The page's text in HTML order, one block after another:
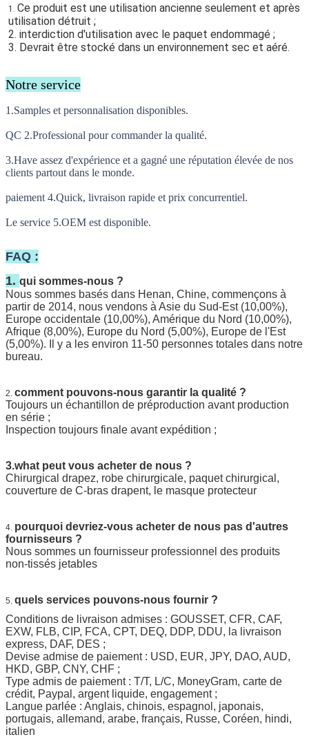
1. Ce produit est une utilisation ancienne seulement et après
utilisation détruit ;
2. interdiction d'utilisation avec le paquet endommagé ;
3. Devrait être stocké dans un environnement sec et aéré.
Notre service
1.Samples et personnalisation disponibles.
QC 2.Professional pour commander la qualité.
3.Have assez d'expérience et a gagné une réputation élevée de nos
clients partout dans le monde.
paiement 4.Quick, livraison rapide et prix concurrentiel.
Le service 5.OEM est disponible.
FAQ :
1. qui sommes-nous ?
Nous sommes basés dans Henan, Chine, commençons à
partir de 2014, nous vendons à Asie du Sud-Est (10,00%),
Europe occidentale (10,00%), Amérique du Nord (10,00%),
Afrique (8,00%), Europe du Nord (5,00%), Europe de l'Est
(5,00%). Il y a les environ 11-50 personnes totales dans notre
bureau.
2. comment pouvons-nous garantir la qualité ?
Toujours un échantillon de préproduction avant production
en série ;
Inspection toujours finale avant expédition ;
3.what peut vous acheter de nous ?
Chirurgical drapez, robe chirurgicale, paquet chirurgical,
couverture de C-bras drapent, le masque protecteur
4. pourquoi devriez-vous acheter de nous pas d'autres
fournisseurs ?
Nous sommes un fournisseur professionnel des produits
non-tissés jetables
5. quels services pouvons-nous fournir ?
Conditions de livraison admises : GOUSSET, CFR, CAF,
EXW, FLB, CIP, FCA, CPT, DEQ, DDP, DDU, la livraison
express, DAF, DES ;
Devise admise de paiement : USD, EUR, JPY, DAO, AUD,
HKD, GBP, CNY, CHF ;
Type admis de paiement : T/T, L/C, MoneyGram, carte de
crédit, Paypal, argent liquide, engagement ;
Langue parlée : Anglais, chinois, espagnol, japonais,
portugais, allemand, arabe, français, Russe, Coréen, hindi,
italien